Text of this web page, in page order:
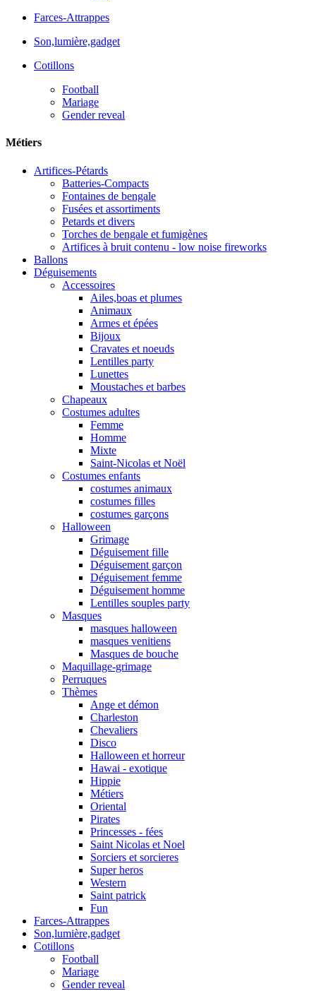
Farces-Attrappes
Son,lumière,gadget
Cotillons
Football
Mariage
Gender reveal
Métiers
Artifices-Pétards
Batteries-Compacts
Fontaines de bengale
Fusées et assortiments
Petards et divers
Torches de bengale et fumigènes
Artifices à bruit contenu - low noise fireworks
Ballons
Déguisements
Accessoires
Ailes,boas et plumes
Animaux
Armes et épées
Bijoux
Cravates et noeuds
Lentilles party
Lunettes
Moustaches et barbes
Chapeaux
Costumes adultes
Femme
Homme
Mixte
Saint-Nicolas et Noël
Costumes enfants
costumes animaux
costumes filles
costumes garçons
Halloween
Grimage
Déguisement fille
Déguisement garçon
Déguisement femme
Déguisement homme
Lentilles souples party
Masques
masques halloween
masques venitiens
Masques de bouche
Maquillage-grimage
Perruques
Thèmes
Ange et démon
Charleston
Chevaliers
Disco
Halloween et horreur
Hawai - exotique
Hippie
Métiers
Oriental
Pirates
Princesses - fées
Saint Nicolas et Noel
Sorciers et sorcieres
Super heros
Western
Saint patrick
Fun
Farces-Attrappes
Son,lumière,gadget
Cotillons
Football
Mariage
Gender reveal